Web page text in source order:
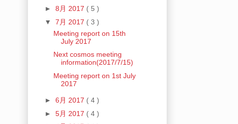
► 8月 2017 ( 5 )
▼ 7月 2017 ( 3 )
Meeting report on 15th
July 2017
Next cosmos meeting
information(2017/7/15)
Meeting report on 1st July
2017
► 6月 2017 ( 4 )
► 5月 2017 ( 4 )